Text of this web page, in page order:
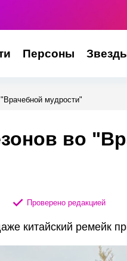
Персоны
мудрости"
во
Проверено редакцией
китайский ремейк